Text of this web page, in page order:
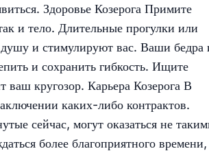
Здоровье Козерога Примите
и тело. Длительные прогулки или
и стимулируют вас. Ваши бедра
и сохранить гибкость. Ищите
ваш кругозор. Карьера Козерога В
каких-либо контрактов.
сейчас, могут оказаться не
более благоприятного времени,